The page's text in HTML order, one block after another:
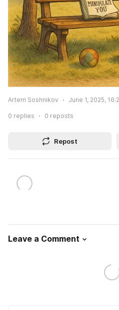
Artem Soshnikov June 1, 2025,
0 replies 0 reposts
Repost
Leave a Comment